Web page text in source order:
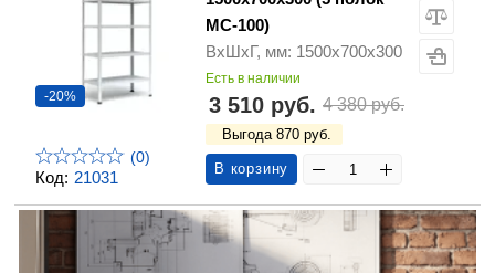
Код: 21031
-20%
(0)
МС-100)
ВхШхГ, мм: 1500х700х300
Есть в наличии
3 510 руб. 4 380 руб.
Выгода 870 руб.
В корзину